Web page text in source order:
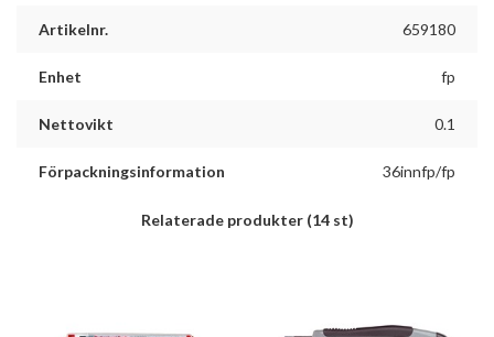
Artikelnr. 659180
Enhet fp
Nettovikt 0.1
Förpackningsinformation 36innfp/fp
Relaterade produkter (14 st)